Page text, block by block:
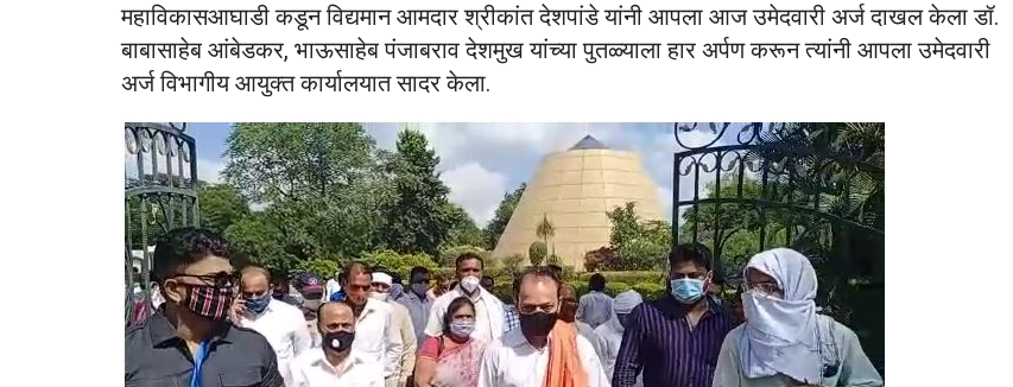
महाविकासआघाडी कडून विद्यमान आमदार श्रीकांत देशपांडे यांनी आपला आज उमेदवारी अर्ज दाखल केला डॉ.
बाबासाहेब आंबेडकर, भाऊसाहेब पंजाबराव देशमुख यांच्या पुतळ्याला हार अर्पण करून त्यांनी आपला उमेदवारी
अर्ज विभागीय आयुक्त कार्यालयात सादर केला.